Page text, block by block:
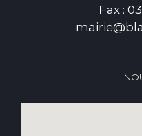
Fax :